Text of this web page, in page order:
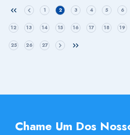
1 2 3 4 5 6
12 13 14 15 16 17 18 19
25 26 27
Chame Um Dos